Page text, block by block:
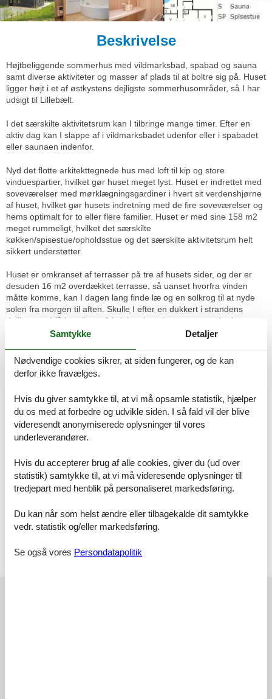
Beskrivelse
Højtbeliggende sommerhus med vildmarksbad, spabad og sauna
samt diverse aktiviteter og masser af plads til at boltre sig på. Huset
ligger højt i et af østkystens dejligste sommerhusområder, så I har
udsigt til Lillebælt.
I det særskilte aktivitetsrum kan I tilbringe mange timer. Efter en
aktiv dag kan I slappe af i vildmarksbadet udenfor eller i spabadet
eller saunaen indenfor.
Nyd det flotte arkitekttegnede hus med loft til kip og store
vinduespartier, hvilket gør huset meget lyst. Huset er indrettet med
soveværelser med mørklægningsgardiner i hvert sit verdenshjørne
af huset, hvilket gør husets indretning med de fire soveværelser og
hems optimalt for to eller flere familier. Huset er med sine 158 m2
meget rummeligt, hvilket det særskilte
køkken/spisestue/opholdsstue og det særskilte aktivitetsrum helt
sikkert understøtter.
Huset er omkranset af terrasser på tre af husets sider, og der er
desuden 16 m2 overdækket terrasse, så uanset hvorfra vinden
måtte komme, kan I dagen lang finde læ og en solkrog til at nyde
solen fra morgen til aften. Skulle I efter en dukkert i strandens
dejlige vand få lyst til en afskylning, kan dette gøres under husets
udendørs bruser med koldt og varmt vand (NB! Lukkes i
1 Opholdsstue:
Brændeovn, radio, tv, kabel-tv, høj stol
4 Soveværelser:1 dobbeltseng | 1 dobbeltseng | 1 dobbeltseng | 2
1 Hems:1 dobbeltopredning
Køkkenafd.: El-komfur, køle-frys, mikroovn, emhætte,
kaffemaskine, opvaskemask., vaskemask., tørretumbler
2xBad/wc:Wc, håndvask, bruseniche, gulvvarme
Og:Terrasse, overd. terrasse, el-varme, luft/vand varmepumpe,
legeredskaber, havegrill, anlagt have 935 m2 , moderne møblering,
udsigt over vand, ikke-ryger hus
Nøglen til ferieboligen er til rådighed fra kl. 16:00 på
indflytningsdagen.
Dette hus er udstyret med smart lock
Samtykke Detaljer
Nødvendige cookies sikrer, at siden fungerer, og de kan
derfor ikke fravælges.
Hvis du giver samtykke til, at vi må opsamle statistik, hjælper
du os med at forbedre og udvikle siden. I så fald vil der blive
videresendt anonymiserede oplysninger til vores
underleverandører.
Hvis du accepterer brug af alle cookies, giver du (ud over
statistik) samtykke til, at vi må videresende oplysninger til
tredjepart med henblik på personaliseret markedsføring.
Du kan når som helst ændre eller tilbagekalde dit samtykke
vedr. statistik og/eller markedsføring.
Se også vores Persondatapolitik